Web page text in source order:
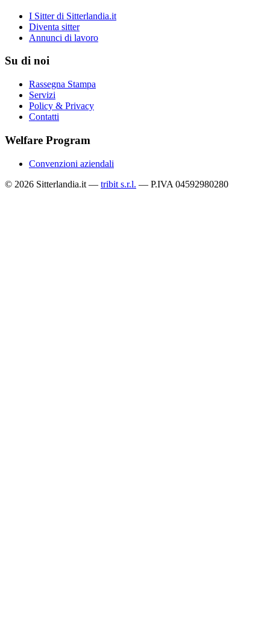
I Sitter di Sitterlandia.it
Diventa sitter
Annunci di lavoro
Su di noi
Rassegna Stampa
Servizi
Policy & Privacy
Contatti
Welfare Program
Convenzioni aziendali
© 2026 Sitterlandia.it — tribit s.r.l. — P.IVA 04592980280